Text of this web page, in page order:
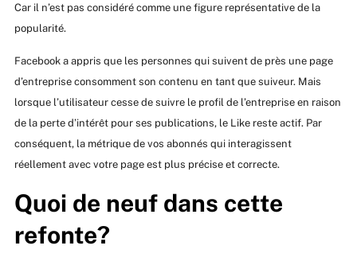
Car il n’est pas considéré comme une figure représentative de la
popularité.
Facebook a appris que les personnes qui suivent de près une page
d’entreprise consomment son contenu en tant que suiveur. Mais
lorsque l’utilisateur cesse de suivre le profil de l’entreprise en raison
de la perte d’intérêt pour ses publications, le Like reste actif. Par
conséquent, la métrique de vos abonnés qui interagissent
réellement avec votre page est plus précise et correcte.
Quoi de neuf dans cette
refonte?